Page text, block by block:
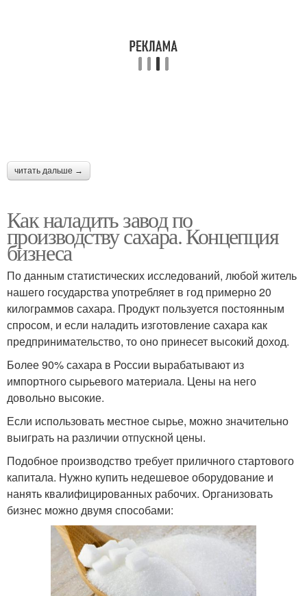
читать дальше →
Как наладить завод по
производству сахара. Концепция
бизнеса
По данным статистических исследований, любой житель
нашего государства употребляет в год примерно 20
килограммов сахара. Продукт пользуется постоянным
спросом, и если наладить изготовление сахара как
предпринимательство, то оно принесет высокий доход.
Более 90% сахара в России вырабатывают из
импортного сырьевого материала. Цены на него
довольно высокие.
Если использовать местное сырье, можно значительно
выиграть на различии отпускной цены.
Подобное производство требует приличного стартового
капитала. Нужно купить недешевое оборудование и
нанять квалифицированных рабочих. Организовать
бизнес можно двумя способами: